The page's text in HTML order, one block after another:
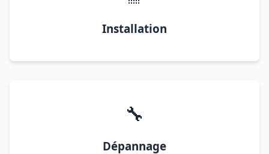
Installation
🔧
Dépannage